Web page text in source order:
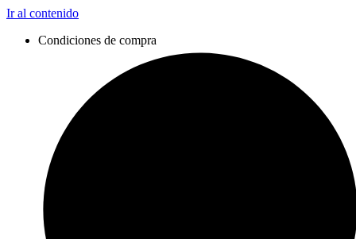
Ir al contenido
Condiciones de compra